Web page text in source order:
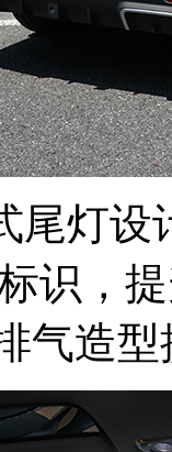
尾灯设
识，
气造